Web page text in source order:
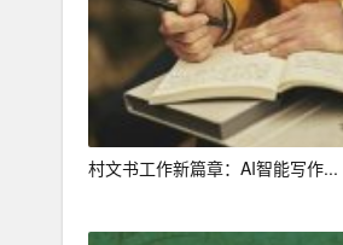
传统的写作过程需要大
业可以利用平台辅助员工
3. 提高写作质量
平台提供的智能推荐和写
村文书工作新篇章：AI智能写作...